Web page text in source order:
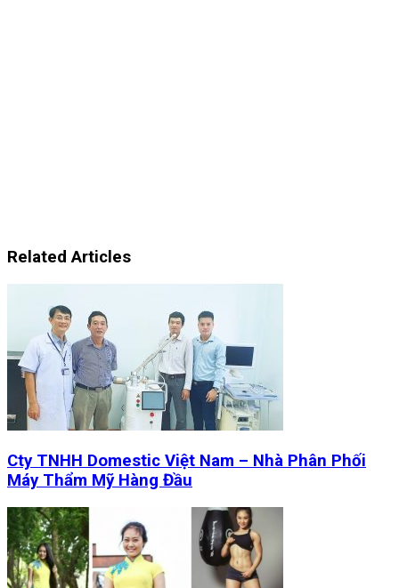
Related Articles
Cty TNHH Domestic Việt Nam – Nhà Phân Phối
Máy Thẩm Mỹ Hàng Đầu